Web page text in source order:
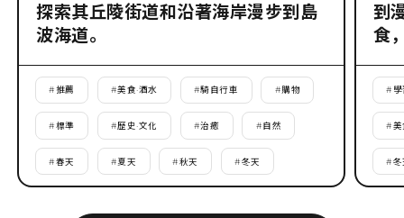
探索其丘陵街道和沿著海岸漫步到島
波海道。
#推薦 #美食·酒水 #騎自行車 #購物
#標準 #歷史·文化 #治癒 #自然
#春天 #夏天 #秋天 #冬天
到
食
# 學
#美
#冬